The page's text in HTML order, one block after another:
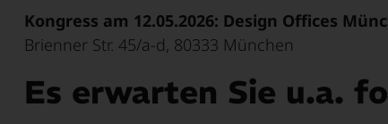
Kongress am 12.05.2026: Design Offices
Brienner Str. 45/a-d, 80333 München
Es erwarten Sie u.a.